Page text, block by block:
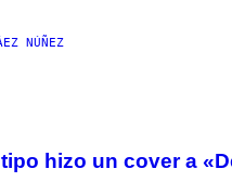
NÚÑEZ
tipo hizo un cover a